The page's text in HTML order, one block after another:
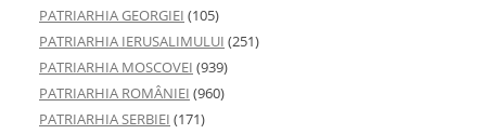
PATRIARHIA GEORGIEI (105)
PATRIARHIA IERUSALIMULUI (251)
PATRIARHIA MOSCOVEI (939)
PATRIARHIA ROMÂNIEI (960)
PATRIARHIA SERBIEI (171)